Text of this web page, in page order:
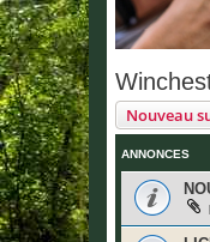
Nouveau
ANNONCES